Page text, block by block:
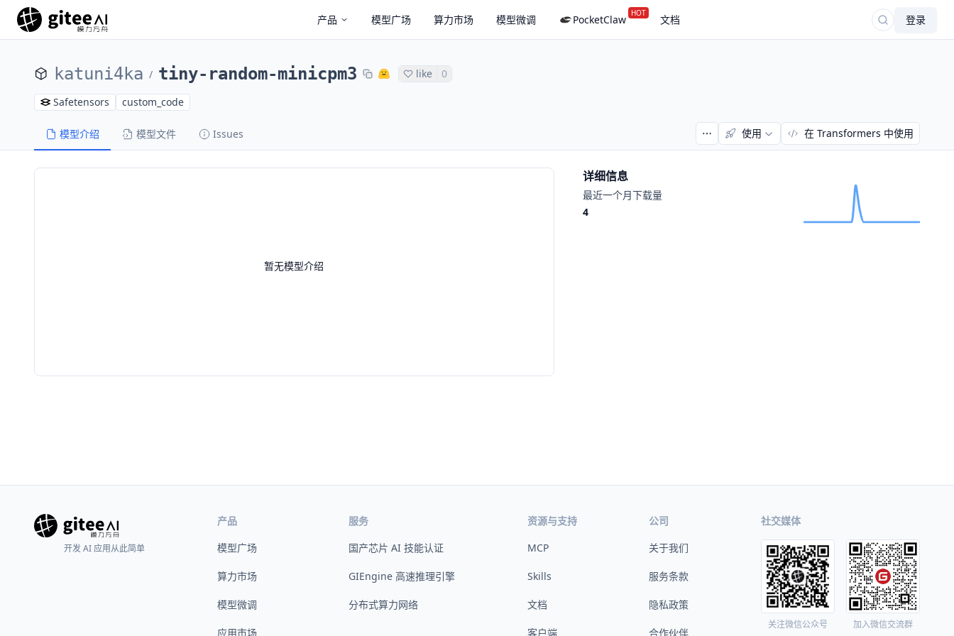
产品 模型广场 算力市场 模型微调 PocketClaw HOT 文档 登录
katuni4ka / tiny-random-minicpm3 like 0
Safetensors custom_code
模型介绍 模型文件 Issues 使用 在 Transformers 中使用
暂无模型介绍
详细信息
最近一个月下载量
4
开发 AI 应用从此简单
产品
模型广场
算力市场
模型微调
应用市场
服务
国产芯片 AI 技能认证
GIEngine 高速推理引擎
分布式算力网络
资源与支持
MCP
Skills
文档
客户端
公司
关于我们
服务条款
隐私政策
合作伙伴
社交媒体
关注微信公众号 加入微信交流群